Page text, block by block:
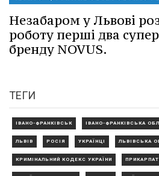
Незабаром у Львові
роботу перші два
бренду NOVUS.
ТЕГИ
ІВАНО-ФРАНКІВСЬК ІВАНО-ФРАНКІВСЬКА
ЛЬВІВ РОСІЯ УКРАЇНЦІ ЛЬВІВСЬКА
КРИМІНАЛЬНИЙ КОДЕКС УКРАЇНИ